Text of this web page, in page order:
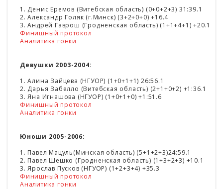
1. Денис Еремов (Витебская область) (0+0+2+3) 31:39.1
2. Александр Голяк (г.Минск) (3+2+0+0) +16.4
3. Андрей Гаврош (Гродненская область) (1+1+4+1) +20.1
Финишный протокол
Аналитика гонки
Девушки 2003-2004:
1. Алина Зайцева (НГУОР) (1+0+1+1) 26:56.1
2. Дарья Забелло (Витебская область) (2+1+0+2) +1:36.1
3. Яна Игнашова (НГУОР) (1+0+1+0) +1:51.6
Финишный протокол
Аналитика гонки
Юноши 2005-2006:
1. Павел Мацуль(Минская область) (5+1+2+3)24:59.1
2. Павел Шешко (Гродненская область) (1+3+2+3) +10.1
3. Ярослав Пусков (НГУОР) (1+2+3+4) +35.3
Финишный протокол
Аналитика гонки